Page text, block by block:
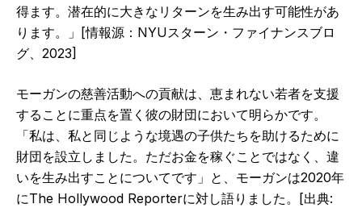
得ます。潜在的に大きなリターンを生み出す可能性があ
ります。」[情報源：NYUスターン・ファイナンスブロ
グ、2023]
モーガンの慈善活動への貢献は、恵まれない若者を支援
することに重点を置く彼の財団において明らかです。
「私は、私と同じような境遇の子供たちを助けるために
財団を設立しました。ただお金を稼ぐことではなく、違
いを生み出すことについてです」と、モーガンは2020年
にThe Hollywood Reporterに対し語りました。[出典: